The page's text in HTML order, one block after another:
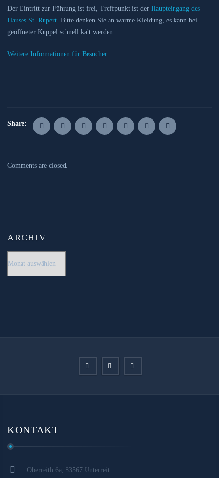
Der Eintritt zur Führung ist frei, Treffpunkt ist der Haupteingang des
Hauses St. Rupert. Bitte denken Sie an warme Kleidung, es kann bei
geöffneter Kuppel schnell kalt werden.
Weitere Informationen für Besucher
Share:
Comments are closed.
ARCHIV
KONTAKT
Oberreith 6a, 83567 Unterreit